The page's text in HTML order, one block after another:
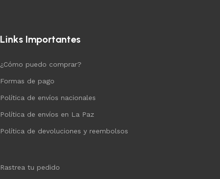
Links Importantes
¿Cómo puedo comprar?
Formas de pago
Política de envíos nacionales
Política de envíos en La Paz
Política de devoluciones y reembolsos
Rastrea tu pedido